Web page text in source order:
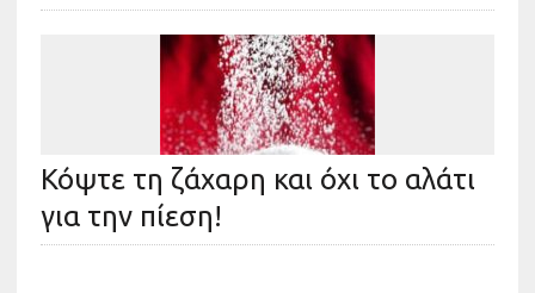
Κόψτε τη ζάχαρη και όχι το αλάτι
για την πίεση!